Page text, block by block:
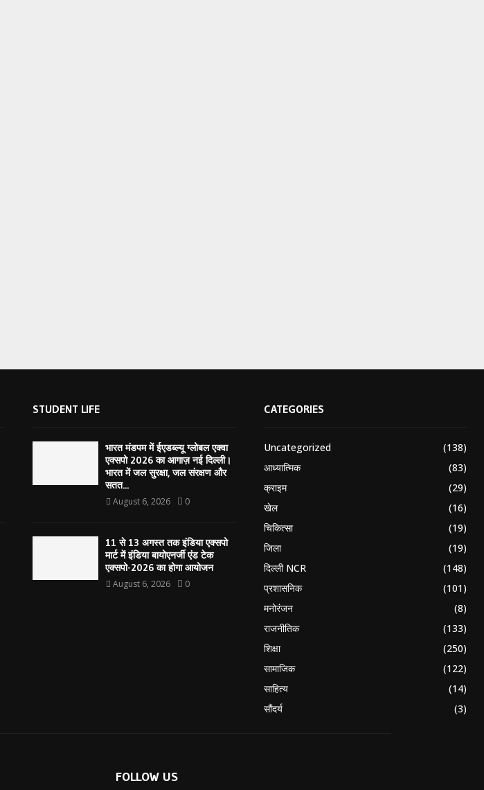
STUDENT LIFE
भारत मंडपम में ईएडब्ल्यू ग्लोबल एक्वा
एक्सपो 2026 का आगाज़ नई दिल्ली।
भारत में जल सुरक्षा, जल संरक्षण और
सतत...
August 6, 2026 0
11 से 13 अगस्त तक इंडिया एक्सपो
मार्ट में इंडिया बायोएनर्जी एंड टेक
एक्सपो-2026 का होगा आयोजन
August 6, 2026 0
CATEGORIES
Uncategorized
(138)
आध्यात्मिक
(83)
क्राइम
(29)
खेल
(16)
चिकित्सा
(19)
जिला
(19)
दिल्ली NCR
(148)
प्रशासनिक
(101)
मनोरंजन
(8)
राजनीतिक
(133)
शिक्षा
(250)
सामाजिक
(122)
साहित्य
(14)
सौंदर्य
(3)
FOLLOW US